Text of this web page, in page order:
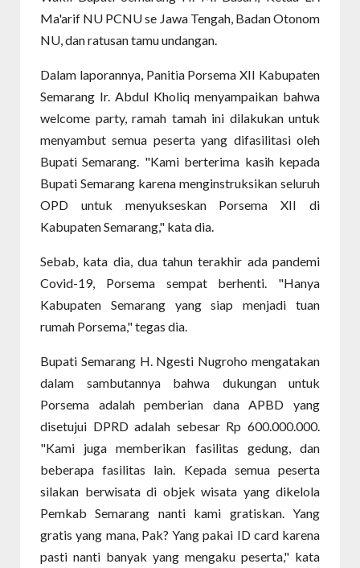
Ma'arif NU PCNU se Jawa Tengah, Badan Otonom
NU, dan ratusan tamu undangan.
Dalam laporannya, Panitia Porsema XII Kabupaten
Semarang Ir. Abdul Kholiq menyampaikan bahwa
welcome party, ramah tamah ini dilakukan untuk
menyambut semua peserta yang difasilitasi oleh
Bupati Semarang. "Kami berterima kasih kepada
Bupati Semarang karena menginstruksikan seluruh
OPD untuk menyukseskan Porsema XII di
Kabupaten Semarang," kata dia.
Sebab, kata dia, dua tahun terakhir ada pandemi
Covid-19, Porsema sempat berhenti. "Hanya
Kabupaten Semarang yang siap menjadi tuan
rumah Porsema," tegas dia.
Bupati Semarang H. Ngesti Nugroho mengatakan
dalam sambutannya bahwa dukungan untuk
Porsema adalah pemberian dana APBD yang
disetujui DPRD adalah sebesar Rp 600.000.000.
"Kami juga memberikan fasilitas gedung, dan
beberapa fasilitas lain. Kepada semua peserta
silakan berwisata di objek wisata yang dikelola
Pemkab Semarang nanti kami gratiskan. Yang
gratis yang mana, Pak? Yang pakai ID card karena
pasti nanti banyak yang mengaku peserta," kata